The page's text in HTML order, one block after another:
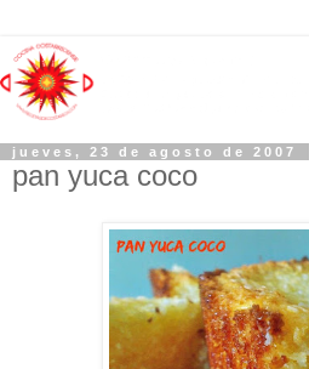
jueves, 23 de agosto de 2007
pan yuca coco